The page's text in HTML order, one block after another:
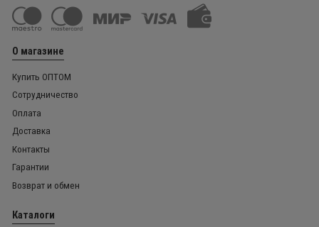
О магазине
Купить ОПТОМ
Сотрудничество
Оплата
Доставка
Контакты
Гарантии
Возврат и обмен
Каталоги